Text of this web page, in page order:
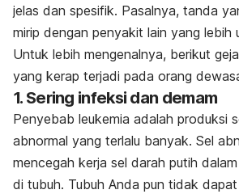
jelas dan spesifik. Pasalnya, tanda
mirip dengan penyakit lain yang lebih
Untuk lebih mengenalnya, berikut
yang kerap terjadi pada orang
1. Sering infeksi dan demam
Penyebab leukemia adalah produksi
abnormal yang terlalu banyak. Sel
mencegah kerja sel darah putih
di tubuh. Tubuh Anda pun tidak